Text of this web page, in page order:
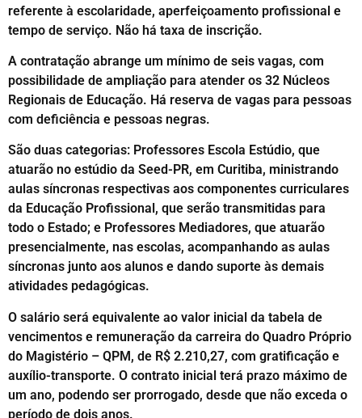
referente à escolaridade, aperfeiçoamento profissional e
tempo de serviço. Não há taxa de inscrição.
A contratação abrange um mínimo de seis vagas, com
possibilidade de ampliação para atender os 32 Núcleos
Regionais de Educação. Há reserva de vagas para pessoas
com deficiência e pessoas negras.
São duas categorias: Professores Escola Estúdio, que
atuarão no estúdio da Seed-PR, em Curitiba, ministrando
aulas síncronas respectivas aos componentes curriculares
da Educação Profissional, que serão transmitidas para
todo o Estado; e Professores Mediadores, que atuarão
presencialmente, nas escolas, acompanhando as aulas
síncronas junto aos alunos e dando suporte às demais
atividades pedagógicas.
O salário será equivalente ao valor inicial da tabela de
vencimentos e remuneração da carreira do Quadro Próprio
do Magistério – QPM, de R$ 2.210,27, com gratificação e
auxílio-transporte. O contrato inicial terá prazo máximo de
um ano, podendo ser prorrogado, desde que não exceda o
período de dois anos.